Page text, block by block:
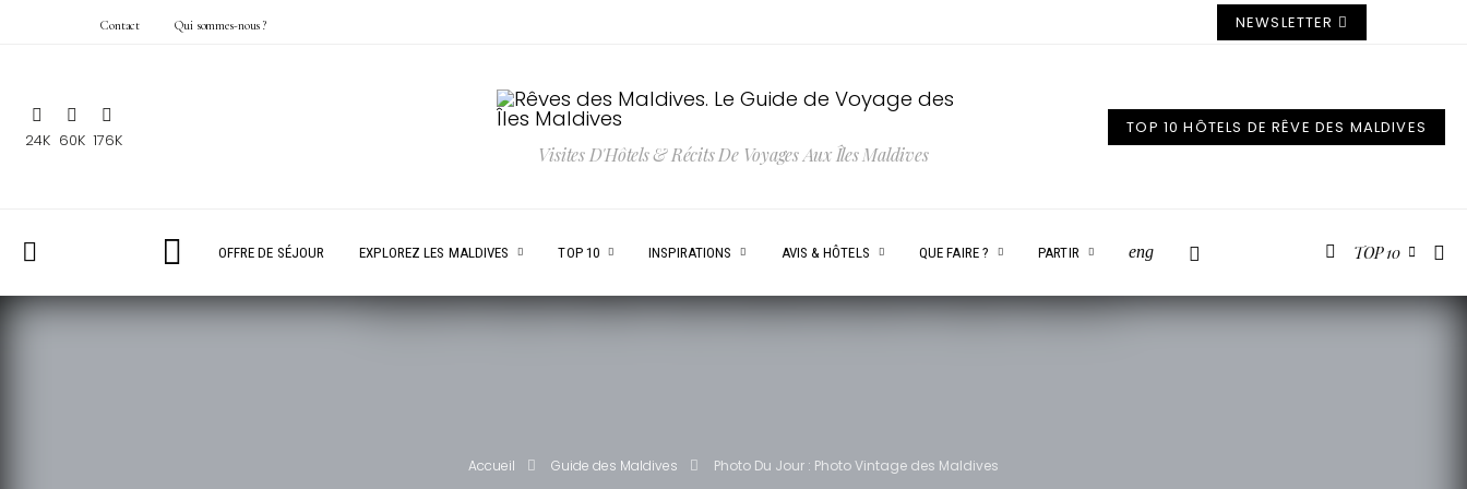
Contact Qui sommes-nous ? NEWSLETTER
24K 60K 176K
Visites D'Hôtels & Récits De Voyages Aux Îles Maldives
TOP 10 HÔTELS DE RÊVE DES MALDIVES
OFFRE DE SÉJOUR EXPLOREZ LES MALDIVES TOP 10 INSPIRATIONS AVIS & HÔTELS QUE FAIRE ? PARTIR eng TOP 10
Accueil Guide des Maldives Photo Du Jour : Photo Vintage des Maldives